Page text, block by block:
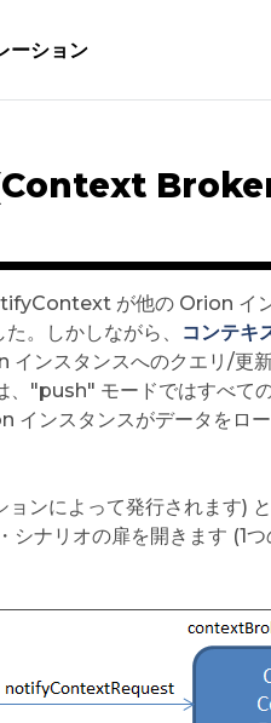
ーション
が他の Orion イ
。しかしながら、
コンテキ
ンスタンスへのクエリ/更
、"push" モードではすべて
ンスタンスがデータをロ
ンによって発行されます)
シナリオの扉を開きます (1つ